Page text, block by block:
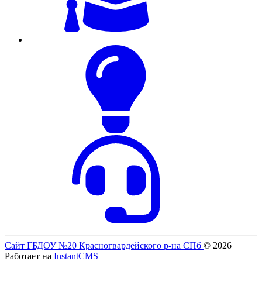
Сайт ГБДОУ №20 Красногвардейского р-на СПб © 2026
Работает на InstantCMS